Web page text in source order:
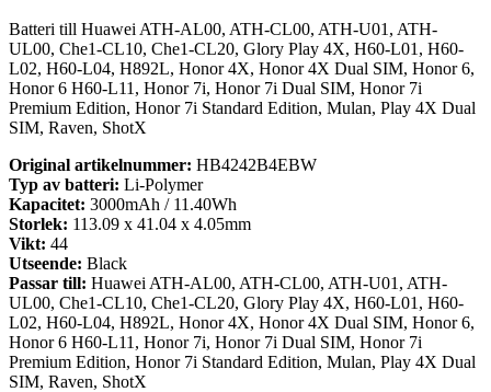
Batteri till Huawei ATH-AL00, ATH-CL00, ATH-U01, ATH-
UL00, Che1-CL10, Che1-CL20, Glory Play 4X, H60-L01, H60-
L02, H60-L04, H892L, Honor 4X, Honor 4X Dual SIM, Honor 6,
Honor 6 H60-L11, Honor 7i, Honor 7i Dual SIM, Honor 7i
Premium Edition, Honor 7i Standard Edition, Mulan, Play 4X Dual
SIM, Raven, ShotX
Original artikelnummer: HB4242B4EBW
Typ av batteri: Li-Polymer
Kapacitet: 3000mAh / 11.40Wh
Storlek: 113.09 x 41.04 x 4.05mm
Vikt: 44
Utseende: Black
Passar till: Huawei ATH-AL00, ATH-CL00, ATH-U01, ATH-
UL00, Che1-CL10, Che1-CL20, Glory Play 4X, H60-L01, H60-
L02, H60-L04, H892L, Honor 4X, Honor 4X Dual SIM, Honor 6,
Honor 6 H60-L11, Honor 7i, Honor 7i Dual SIM, Honor 7i
Premium Edition, Honor 7i Standard Edition, Mulan, Play 4X Dual
SIM, Raven, ShotX